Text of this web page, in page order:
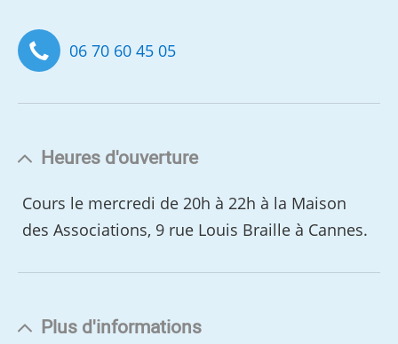
06 70 60 45 05
Heures d'ouverture
Cours le mercredi de 20h à 22h à la Maison
des Associations, 9 rue Louis Braille à Cannes.
Plus d'informations